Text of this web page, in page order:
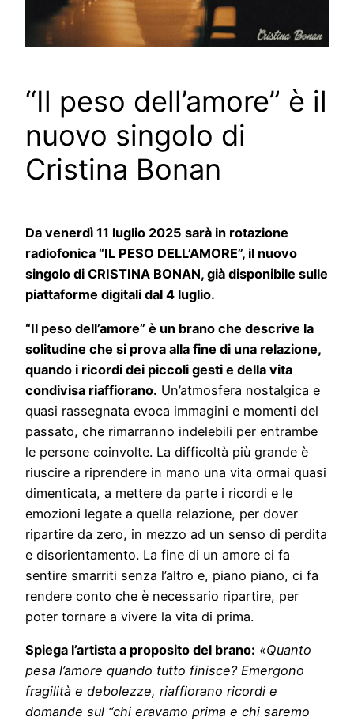
“Il peso dell’amore” è il
nuovo singolo di
Cristina Bonan
Da venerdì 11 luglio 2025 sarà in rotazione
radiofonica “IL PESO DELL’AMORE”, il nuovo
singolo di CRISTINA BONAN, già disponibile sulle
piattaforme digitali dal 4 luglio.
“Il peso dell’amore” è un brano che descrive la
solitudine che si prova alla fine di una relazione,
quando i ricordi dei piccoli gesti e della vita
condivisa riaffiorano. Un’atmosfera nostalgica e
quasi rassegnata evoca immagini e momenti del
passato, che rimarranno indelebili per entrambe
le persone coinvolte. La difficoltà più grande è
riuscire a riprendere in mano una vita ormai quasi
dimenticata, a mettere da parte i ricordi e le
emozioni legate a quella relazione, per dover
ripartire da zero, in mezzo ad un senso di perdita
e disorientamento. La fine di un amore ci fa
sentire smarriti senza l’altro e, piano piano, ci fa
rendere conto che è necessario ripartire, per
poter tornare a vivere la vita di prima.
Spiega l’artista a proposito del brano: «Quanto
pesa l’amore quando tutto finisce? Emergono
fragilità e debolezze, riaffiorano ricordi e
domande sul “chi eravamo prima e chi saremo